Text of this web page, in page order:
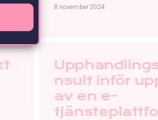
8 november 2024
nsult inför
av en e-